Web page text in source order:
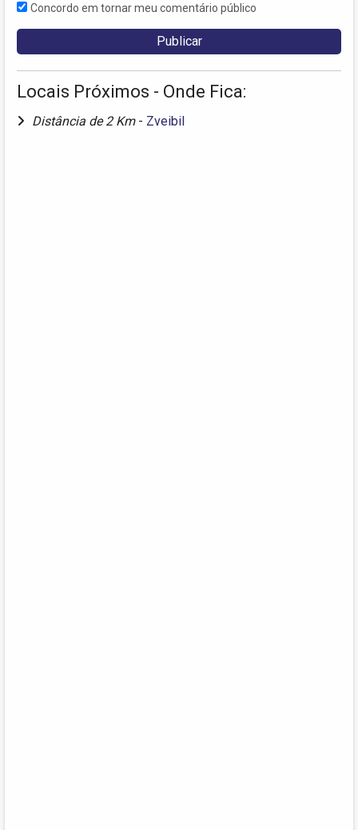
Concordo em tornar meu comentário público
Locais Próximos - Onde Fica:
Distância de 2 Km - Zveibil